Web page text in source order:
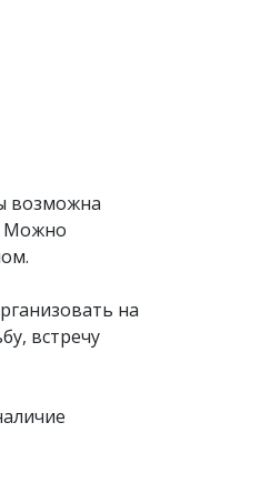
возможна
Можно
на
встречу